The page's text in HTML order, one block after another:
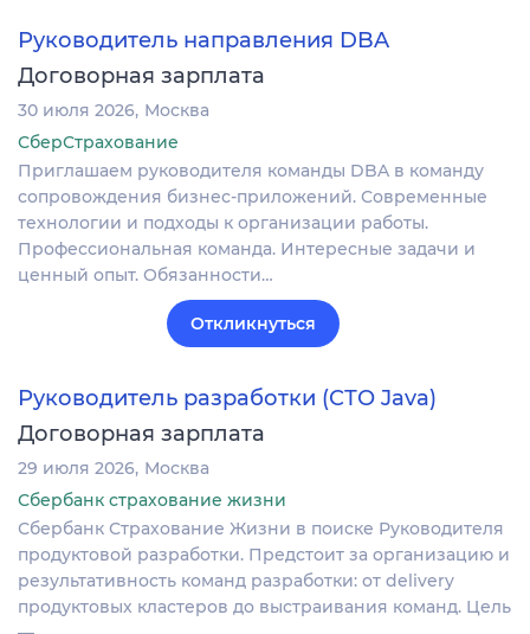
Руководитель направления DBA
Договорная зарплата
30 июля 2026 Москва
СберСтрахование
Приглашаем руководителя команды DBA в команду
сопровождения бизнес-приложений. Современные
технологии и подходы к организации работы.
Профессиональная команда. Интересные задачи и
ценный опыт. Обязанности…
Откликнуться
Руководитель разработки (СТО Java)
Договорная зарплата
29 июля 2026 Москва
Сбербанк страхование жизни
Сбербанк Страхование Жизни в поиске Руководителя
продуктовой разработки. Предстоит за организацию и
результативность команд разработки: от delivery
продуктовых кластеров до выстраивания команд. Цель